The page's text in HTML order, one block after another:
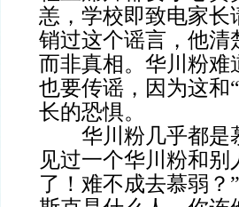
恙，学校即致电家长
销过这个谣言，他清
而非真相。华川粉难
也要传谣，因为这和
长的恐惧。
华川粉几乎都是
见过一个华川粉和
了！难不成去慕弱？